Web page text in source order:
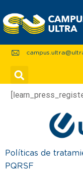
Políticas de
PQRSF